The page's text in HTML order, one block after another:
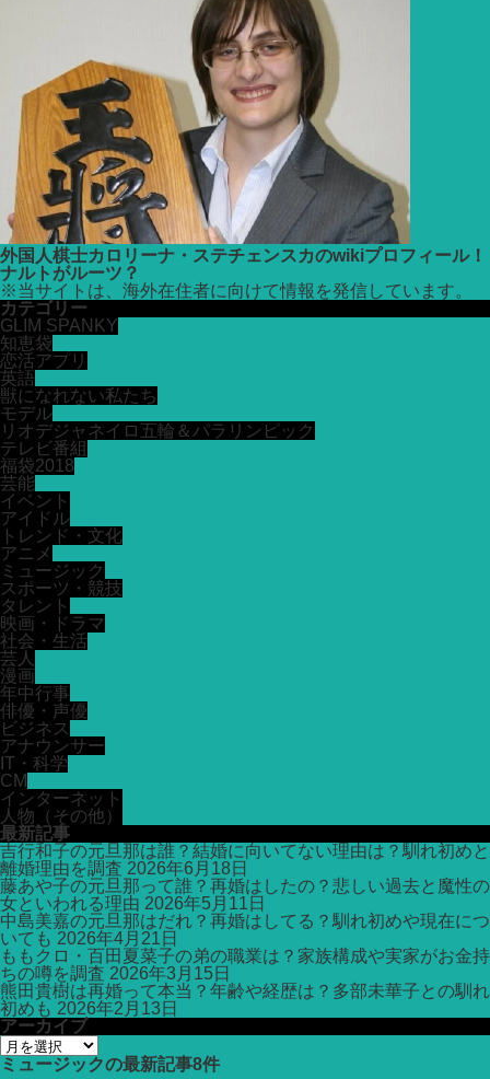
外国人棋士カロリーナ・ステチェンスカのwikiプロフィール！
ナルトがルーツ？
※当サイトは、海外在住者に向けて情報を発信しています。
カテゴリー
GLIM SPANKY
知恵袋
恋活アプリ
英語
獣になれない私たち
モデル
リオデジャネイロ五輪＆パラリンピック
テレビ番組
福袋2018
芸能
イベント
アイドル
トレンド・文化
アニメ
ミュージック
スポーツ・競技
タレント
映画・ドラマ
社会・生活
芸人
漫画
年中行事
俳優・声優
ビジネス
アナウンサー
IT・科学
CM
インターネット
人物（その他）
最新記事
吉行和子の元旦那は誰？結婚に向いてない理由は？馴れ初めと
離婚理由を調査 2026年6月18日
藤あや子の元旦那って誰？再婚はしたの？悲しい過去と魔性の
女といわれる理由 2026年5月11日
中島美嘉の元旦那はだれ？再婚はしてる？馴れ初めや現在につ
いても 2026年4月21日
ももクロ・百田夏菜子の弟の職業は？家族構成や実家がお金持
ちの噂を調査 2026年3月15日
熊田貴樹は再婚って本当？年齢や経歴は？多部未華子との馴れ
初めも 2026年2月13日
アーカイブ
ア
ー
ミュージックの最新記事8件